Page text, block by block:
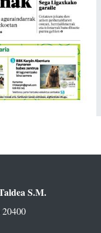
S.M.
20400